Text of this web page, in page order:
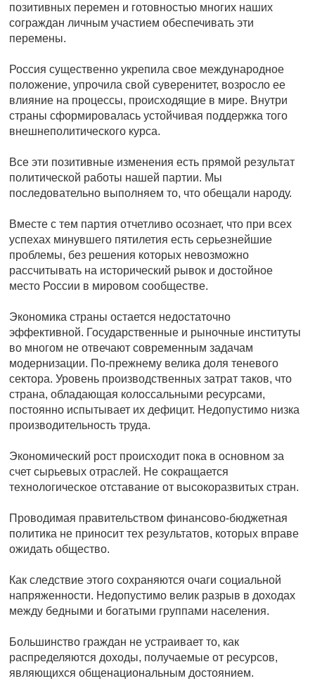
позитивных перемен и готовностью многих наших
сограждан личным участием обеспечивать эти
перемены.
Россия существенно укрепила свое международное
положение, упрочила свой суверенитет, возросло ее
влияние на процессы, происходящие в мире. Внутри
страны сформировалась устойчивая поддержка того
внешнеполитического курса.
Все эти позитивные изменения есть прямой результат
политической работы нашей партии. Мы
последовательно выполняем то, что обещали народу.
Вместе с тем партия отчетливо осознает, что при всех
успехах минувшего пятилетия есть серьезнейшие
проблемы, без решения которых невозможно
рассчитывать на исторический рывок и достойное
место России в мировом сообществе.
Экономика страны остается недостаточно
эффективной. Государственные и рыночные институты
во многом не отвечают современным задачам
модернизации. По-прежнему велика доля теневого
сектора. Уровень производственных затрат таков, что
страна, обладающая колоссальными ресурсами,
постоянно испытывает их дефицит. Недопустимо низка
производительность труда.
Экономический рост происходит пока в основном за
счет сырьевых отраслей. Не сокращается
технологическое отставание от высокоразвитых стран.
Проводимая правительством финансово-бюджетная
политика не приносит тех результатов, которых вправе
ожидать общество.
Как следствие этого сохраняются очаги социальной
напряженности. Недопустимо велик разрыв в доходах
между бедными и богатыми группами населения.
Большинство граждан не устраивает то, как
распределяются доходы, получаемые от ресурсов,
являющихся общенациональным достоянием.